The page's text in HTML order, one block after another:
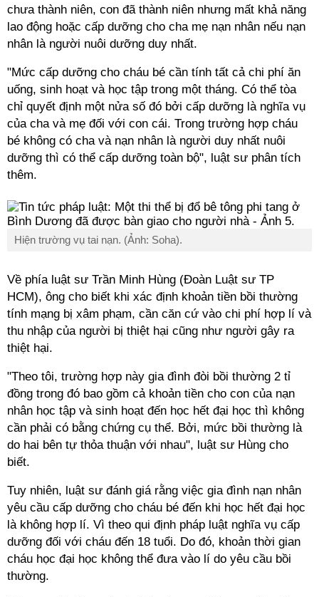
chưa thành niên, con đã thành niên nhưng mất khả năng
lao động hoặc cấp dưỡng cho cha mẹ nạn nhân nếu nạn
nhân là người nuôi dưỡng duy nhất.
"Mức cấp dưỡng cho cháu bé cần tính tất cả chi phí ăn
uống, sinh hoạt và học tập trong một tháng. Có thể tòa
chỉ quyết định một nửa số đó bởi cấp dưỡng là nghĩa vụ
của cha và mẹ đối với con cái. Trong trường hợp cháu
bé không có cha và nạn nhân là người duy nhất nuôi
dưỡng thì có thể cấp dưỡng toàn bộ", luật sư phân tích
thêm.
Hiện trường vụ tai nạn. (Ảnh: Soha).
Về phía luật sư Trần Minh Hùng (Đoàn Luật sư TP
HCM), ông cho biết khi xác định khoản tiền bồi thường
tính mạng bị xâm phạm, cần căn cứ vào chi phí hợp lí và
thu nhập của người bị thiệt hại cũng như người gây ra
thiệt hại.
"Theo tôi, trường hợp này gia đình đòi bồi thường 2 tỉ
đồng trong đó bao gồm cả khoản tiền cho con của nạn
nhân học tập và sinh hoạt đến học hết đại học thì không
cần phải có bằng chứng cụ thể. Bởi, mức bồi thường là
do hai bên tự thỏa thuận với nhau", luật sư Hùng cho
biết.
Tuy nhiên, luật sư đánh giá rằng việc gia đình nạn nhân
yêu cầu cấp dưỡng cho cháu bé đến khi học hết đại học
là không hợp lí. Vì theo qui định pháp luật nghĩa vụ cấp
dưỡng đối với cháu đến 18 tuổi. Do đó, khoản thời gian
cháu học đại học không thể đưa vào lí do yêu cầu bồi
thường.